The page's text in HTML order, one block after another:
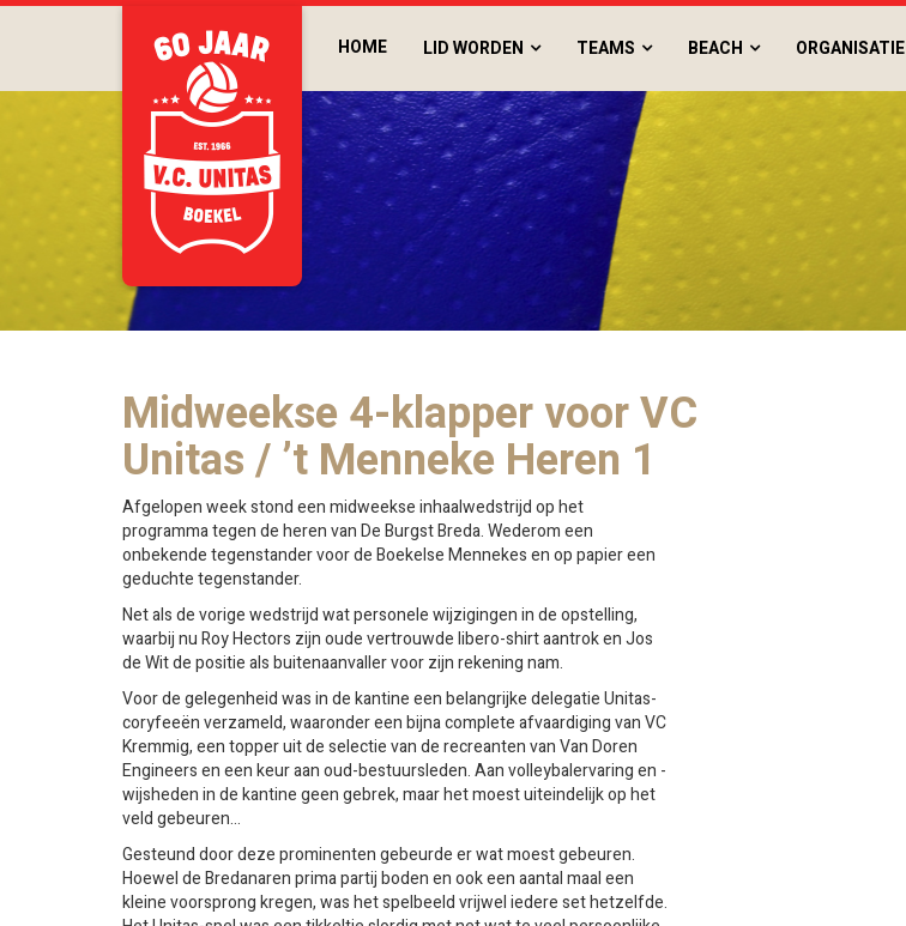
HOME LID WORDEN TEAMS BEACH ORGANISATIE
Midweekse 4-klapper voor VC
Unitas / ’t Menneke Heren 1
Afgelopen week stond een midweekse inhaalwedstrijd op het
programma tegen de heren van De Burgst Breda. Wederom een
onbekende tegenstander voor de Boekelse Mennekes en op papier een
geduchte tegenstander.
Net als de vorige wedstrijd wat personele wijzigingen in de opstelling,
waarbij nu Roy Hectors zijn oude vertrouwde libero-shirt aantrok en Jos
de Wit de positie als buitenaanvaller voor zijn rekening nam.
Voor de gelegenheid was in de kantine een belangrijke delegatie Unitas-
coryfeeën verzameld, waaronder een bijna complete afvaardiging van VC
Kremmig, een topper uit de selectie van de recreanten van Van Doren
Engineers en een keur aan oud-bestuursleden. Aan volleybalervaring en -
wijsheden in de kantine geen gebrek, maar het moest uiteindelijk op het
veld gebeuren…
Gesteund door deze prominenten gebeurde er wat moest gebeuren.
Hoewel de Bredanaren prima partij boden en ook een aantal maal een
kleine voorsprong kregen, was het spelbeeld vrijwel iedere set hetzelfde.